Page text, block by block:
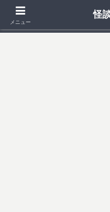
「死ぬ程洒落にならない怖い
メニュー
怪